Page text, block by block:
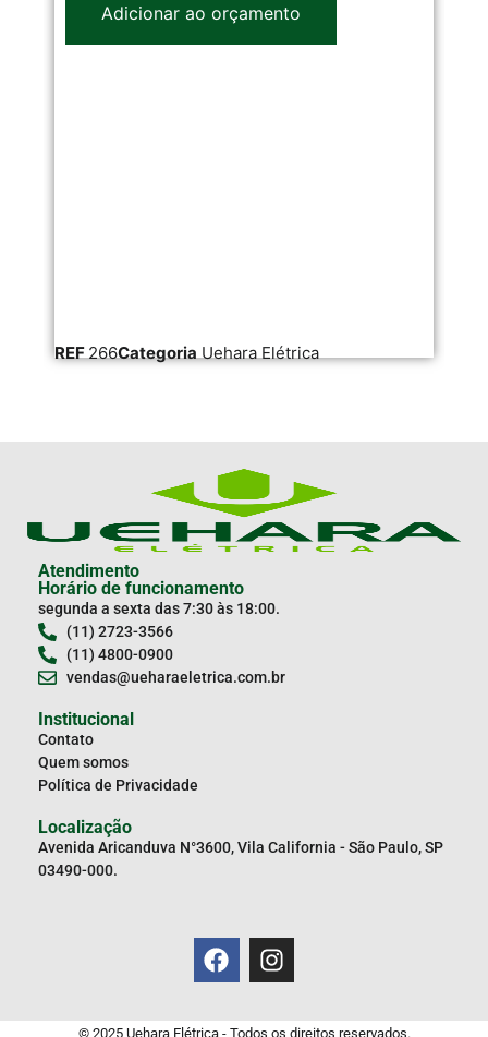
Adicionar ao orçamento
REF 266Categoria Uehara Elétrica
Atendimento
Horário de funcionamento
segunda a sexta das 7:30 às 18:00.
(11) 2723-3566
(11) 4800-0900
vendas@ueharaeletrica.com.br
Institucional
Contato
Quem somos
Política de Privacidade
Localização
Avenida Aricanduva N°3600, Vila California - São Paulo, SP
03490-000.
© 2025 Uehara Elétrica - Todos os direitos reservados.